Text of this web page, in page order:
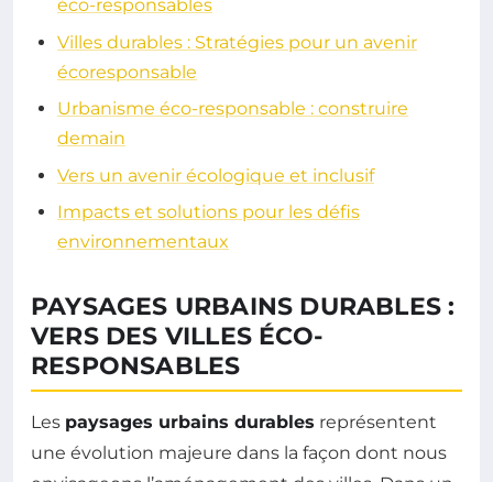
éco-responsables
Villes durables : Stratégies pour un avenir
écoresponsable
Urbanisme éco-responsable : construire
demain
Vers un avenir écologique et inclusif
Impacts et solutions pour les défis
environnementaux
PAYSAGES URBAINS DURABLES :
VERS DES VILLES ÉCO-
RESPONSABLES
Les paysages urbains durables représentent
une évolution majeure dans la façon dont nous